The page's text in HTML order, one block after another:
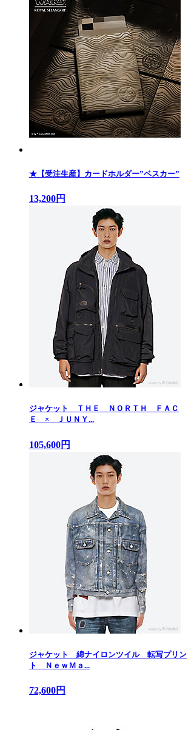
★【受注生産】カードホルダー”ベスカー”
13,200円
ジャケット ＴＨＥ ＮＯＲＴＨ ＦＡＣ
Ｅ × ＪＵＮＹ...
105,600円
ジャケット 綿ナイロンツイル 転写プリン
ト ＮｅｗＭａ...
72,600円